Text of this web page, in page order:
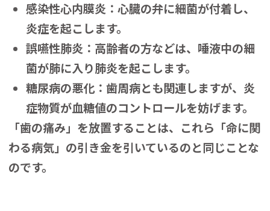
感染性心内膜炎：心臓の弁に細菌が付着し、
炎症を起こします。
誤嚥性肺炎：高齢者の方などは、唾液中の細
菌が肺に入り肺炎を起こします。
糖尿病の悪化：歯周病とも関連しますが、炎
症物質が血糖値のコントロールを妨げます。
「歯の痛み」を放置することは、これら「命に関
わる病気」の引き金を引いているのと同じことな
のです。